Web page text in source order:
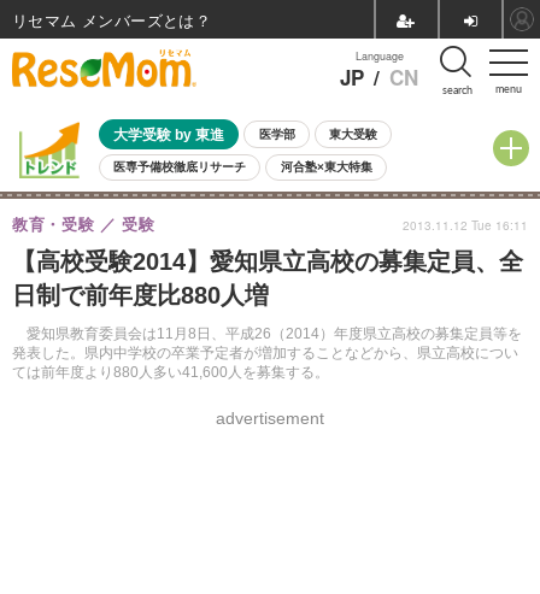
menu
Language
JP / CN search
大学受験 by 東進 医学部 東大受験
医専予備校徹底リサーチ 河合塾×東大特集
親子で考える大学選び 高校受験 中学受験 小学校受験
共通テスト 夏休み
8月開催イベント・WS 全国公立高校 過去問 人気記事
自由研究教材（小学生向け） 自由研究教材（中学生向け）
【高校受験2014】愛知県立高校の募集定員、全
日制で前年度比880人増
愛知県教育委員会は11月8日、平成26（2014）年度県立高校の募集定員等を
発表した。県内中学校の卒業予定者が増加することなどから、県立高校につい
ては前年度より880人多い41,600人を募集する。
教育・受験 受験
advertisement
2013.11.12 Tue 16:11
リセマム メンバーズ